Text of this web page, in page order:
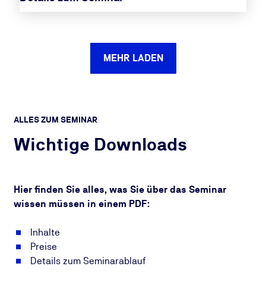
MEHR LADEN
ALLES ZUM SEMINAR
Wichtige Downloads
Hier finden Sie alles, was Sie über das Seminar
wissen müssen in einem PDF:
Inhalte
Preise
Details zum Seminarablauf